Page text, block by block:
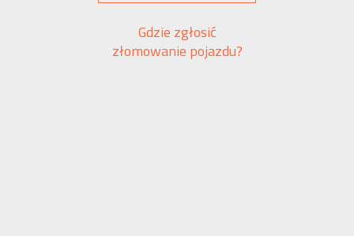
Gdzie zgłosić
złomowanie pojazdu?